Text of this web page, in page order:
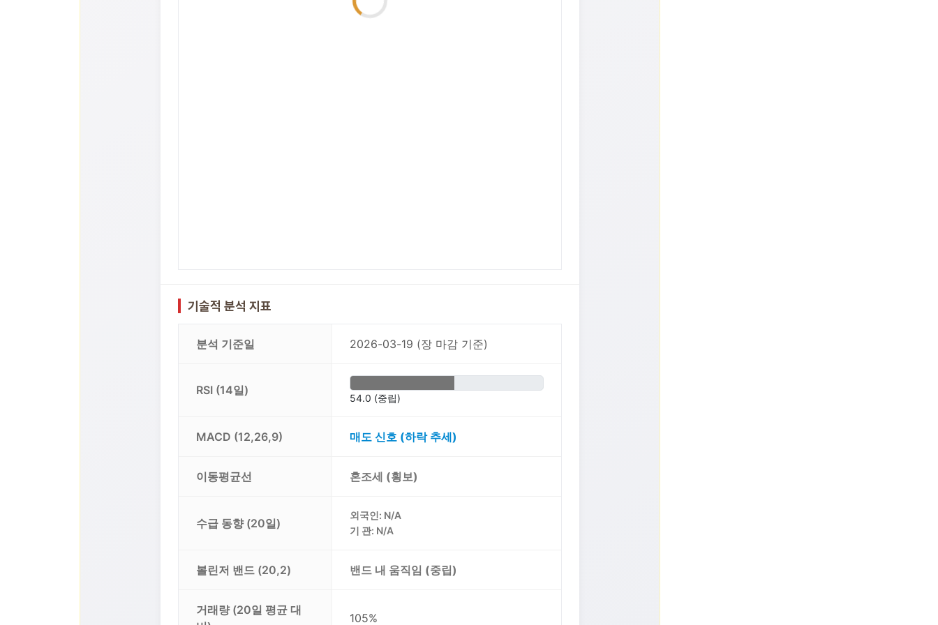
기술적 분석 지표
분석 기준일 2026-03-19 (장 마감 기준)
RSI (14일)
54.0 (중립)
MACD (12,26,9) 매도 신호 (하락 추세)
이동평균선 혼조세 (횡보)
수급 동향 (20일)
외국인: N/A
기 관: N/A
볼린저 밴드 (20,2) 밴드 내 움직임 (중립)
거래량 (20일 평균 대
105%